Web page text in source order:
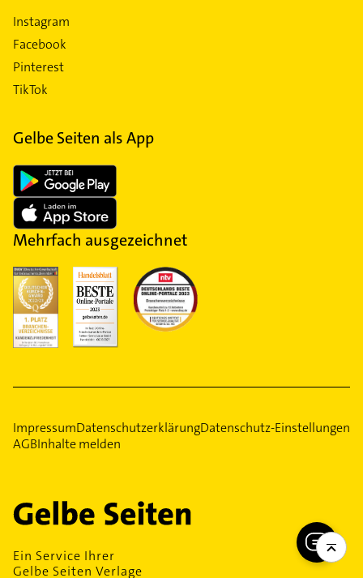
Instagram
Facebook
Pinterest
TikTok
Gelbe Seiten als App
Mehrfach ausgezeichnet
ImpressumDatenschutzerklärungDatenschutz-Einstellungen
AGBInhalte melden
Ein Service Ihrer
Gelbe Seiten Verlage